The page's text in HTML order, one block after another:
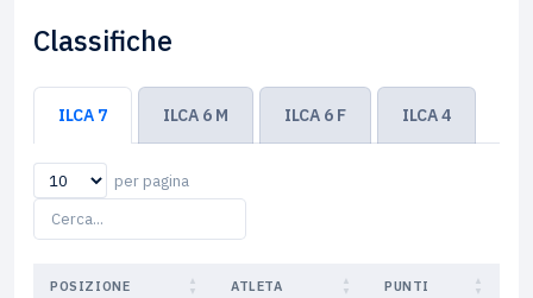
Classifiche
ILCA 7 ILCA 6 M ILCA 6 F ILCA 4
per pagina
POSIZIONE ATLETA PUNTI